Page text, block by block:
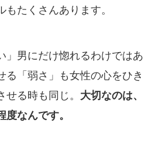
たくさんあります。
」男にだけ惚れるわけではあ
る「弱さ」も女性の心をひき
る時も同じ。 大切なのは、
度なんです。